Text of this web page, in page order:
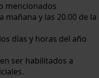
mencionados
y las 20.00 de la
días y horas del año
ser habilitados a